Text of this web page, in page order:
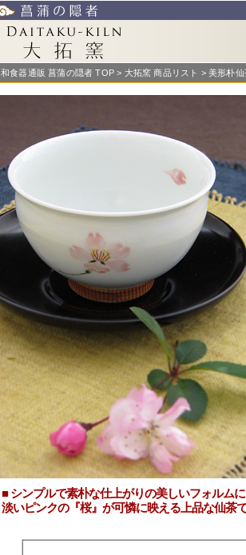
和食器通販 菖蒲の隠者 TOP > 大拓窯 商品リスト > 美形朴
■ シンプルで素朴な仕上がりの美しいフォルムに
淡いピンクの『桜』が可憐に映える上品な仙茶